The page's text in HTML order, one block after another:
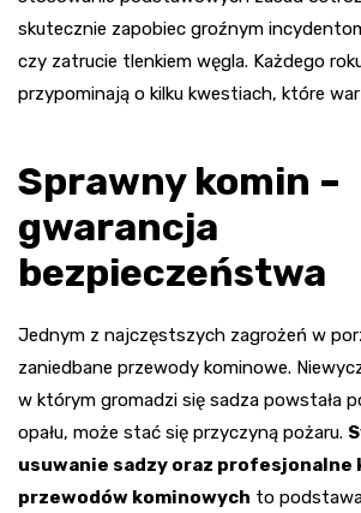
skutecznie zapobiec groźnym
czy zatrucie tlenkiem węgla. Każdego
przypominają o kilku kwestiach, które
Sprawny komin –
gwarancja
bezpieczeństwa
Jednym z najczęstszych zagrożeń w
zaniedbane przewody kominowe.
w którym gromadzi się sadza powstała
opału, może stać się przyczyną pożaru.
usuwanie sadzy oraz profesjonalne
przewodów kominowych to